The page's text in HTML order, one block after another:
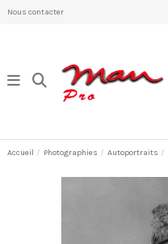
Nous contacter
Accueil Photographies Autoportraits